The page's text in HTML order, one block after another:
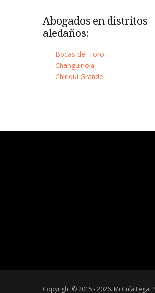
Abogados en distritos
aledaños:
Bocas del Toro
Changuinola
Chiriquí Grande
Copyright © 2015 - 2026. Mi Guía Legal